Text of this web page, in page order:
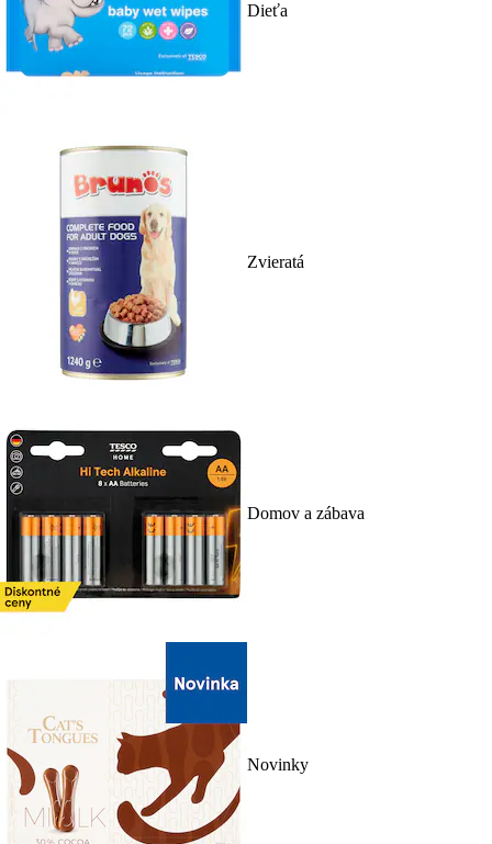
Dieťa
Zvieratá
Domov a zábava
Novinky